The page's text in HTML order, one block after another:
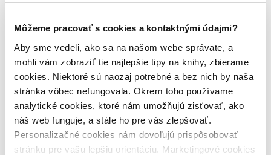
Môžeme pracovať s cookies a kontaktnými údajmi?
Aby sme vedeli, ako sa na našom webe správate, a
mohli vám zobraziť tie najlepšie tipy na knihy, zbierame
cookies. Niektoré sú naozaj potrebné a bez nich by naša
stránka vôbec nefungovala. Okrem toho používame
analytické cookies, ktoré nám umožňujú zisťovať, ako
náš web funguje, a stále ho pre vás zlepšovať.
Personalizačné cookies nám dovoľujú prispôsobovať
stránku pre vašu lepšiu orientáciu. Marketingové cookies
Sme B Corp
Zelený Martinus
Pridaj sa
Pridaj sa k nám
Aktuálne ponuky
Výberový proces
Pošlite mi ponuku
Povedali o nás
Projekty
Kampane
Záložky
Náš labák